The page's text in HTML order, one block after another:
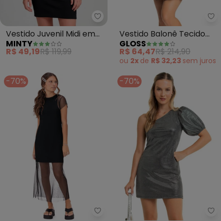
Vestido Juvenil Midi em
Ribana (Preto)
MINTY
R$ 49,19R$ 119,99
Vestido Balonê Tecido
Brilho (Preto)
GLOSS
R$ 64,47R$ 214,90
ou 2x de R$ 32,23 sem juros
-70%
Amora - Vestido Tule Teen
-70%